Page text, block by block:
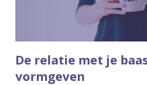
De relatie met je
vormgeven